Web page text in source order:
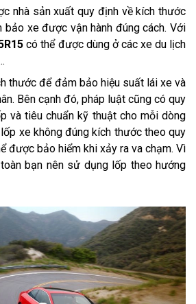
nhà sản xuất quy định về kích thước
xe được vận hành đúng cách. Với
có thể được dùng ở các xe du lịch
thước để đảm bảo hiệu suất lái xe và
Bên cạnh đó, pháp luật cũng có quy
và tiêu chuẩn kỹ thuật cho mỗi dòng
xe không đúng kích thước theo quy
được bảo hiểm khi xảy ra va chạm. Vì
bạn nên sử dụng lốp theo hướng